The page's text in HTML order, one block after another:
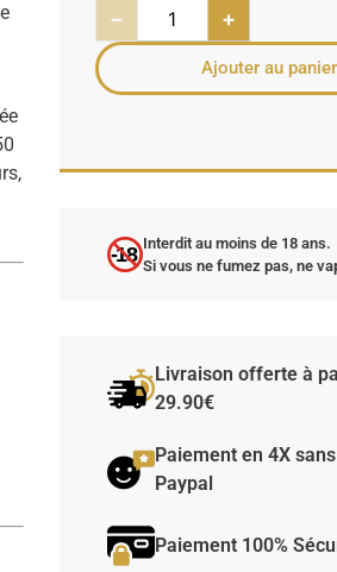
− +
Ajouter au panier
-18 Interdit au moins de 18 ans.
Si vous ne fumez pas, ne
Livraison offerte à
29.90€
Paiement en 4X
Paypal
Paiement 100%